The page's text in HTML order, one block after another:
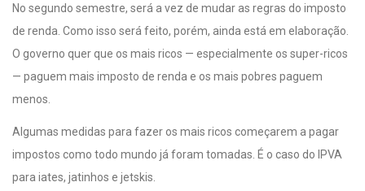
No segundo semestre, será a vez de mudar as regras do imposto
de renda. Como isso será feito, porém, ainda está em elaboração.
O governo quer que os mais ricos — especialmente os super-ricos
— paguem mais imposto de renda e os mais pobres paguem
menos.
Algumas medidas para fazer os mais ricos começarem a pagar
impostos como todo mundo já foram tomadas. É o caso do IPVA
para iates, jatinhos e jetskis.